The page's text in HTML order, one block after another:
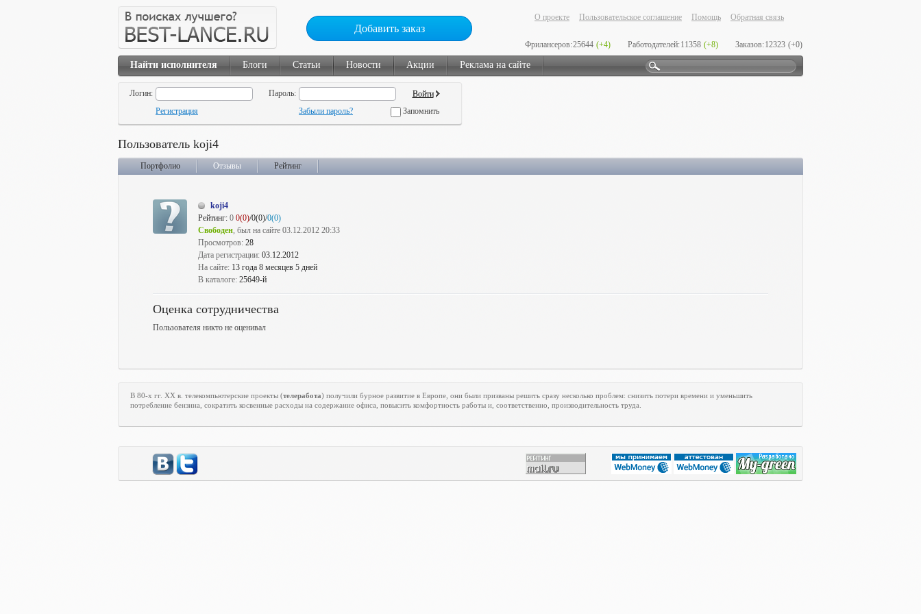
Добавить заказ
О проекте Пользовательское соглашение Помощь Обратная связь
Фрилансеров:25644 (+4) Работодателей:11358 (+8) Заказов:12323 (+0)
Найти исполнителя Блоги Статьи Новости Акции Реклама на сайте
Логин:
Пароль:
Регистрация
Забыли пароль? Запомнить
Пользователь koji4
Портфолио Отзывы Рейтинг
koji4
Рейтинг: 0 0(0)/0(0)/0(0)
Свободен, был на сайте 03.12.2012 20:33
Просмотров: 28
Дата регистрации: 03.12.2012
На сайте: 13 года 8 месяцев 5 дней
В каталоге: 25649-й
Оценка сотрудничества
Пользователя никто не оценивал
В 80-х гг. XX в. телекомпьютерские проекты (телеработа) получили бурное развитие в Европе, они были призваны решить сразу несколько проблем: снизить потери времени и уменьшить
потребление бензина, сократить косвенные расходы на содержание офиса, повысить комфортность работы и, соответственно, производительность труда.